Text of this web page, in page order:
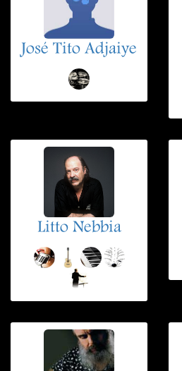
José Tito Adjaiye
Litto Nebbia